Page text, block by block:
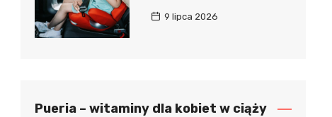
9 lipca 2026
Pueria – witaminy dla kobiet w ciąży